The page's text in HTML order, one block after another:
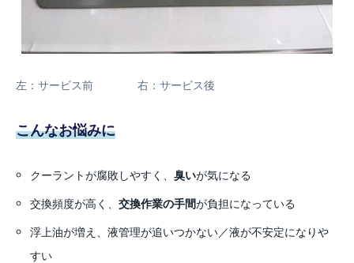
左：サービス前 右：サービス後
こんなお悩みに
クーラントが腐敗しやすく、臭いが気になる
交換頻度が高く、交換作業の手間が負担になっている
浮上油が増え、液管理が追いつかない／液が不安定になりや
すい